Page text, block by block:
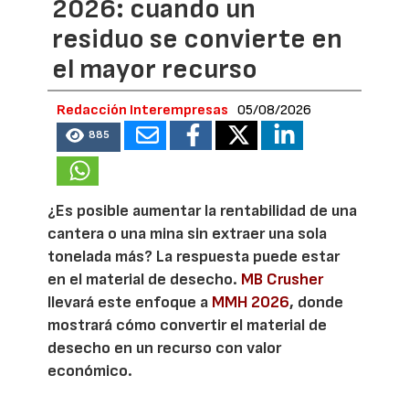
2026: cuando un
residuo se convierte en
el mayor recurso
Redacción Interempresas 05/08/2026
885
¿Es posible aumentar la rentabilidad de una
cantera o una mina sin extraer una sola
tonelada más? La respuesta puede estar
en el material de desecho. MB Crusher
llevará este enfoque a MMH 2026, donde
mostrará cómo convertir el material de
desecho en un recurso con valor
económico.